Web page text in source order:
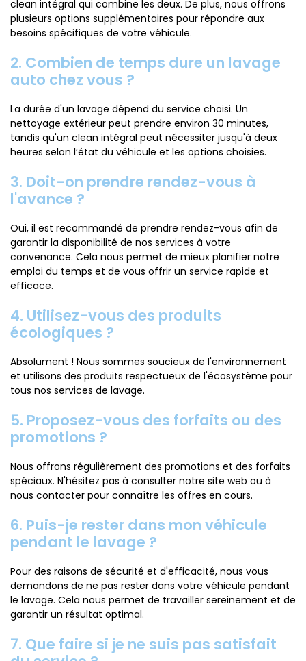
clean intégral qui combine les deux. De plus, nous offrons
plusieurs options supplémentaires pour répondre aux
besoins spécifiques de votre véhicule.
2. Combien de temps dure un lavage
auto chez vous ?
La durée d'un lavage dépend du service choisi. Un
nettoyage extérieur peut prendre environ 30 minutes,
tandis qu'un clean intégral peut nécessiter jusqu'à deux
heures selon l’état du véhicule et les options choisies.
3. Doit-on prendre rendez-vous à
l'avance ?
Oui, il est recommandé de prendre rendez-vous afin de
garantir la disponibilité de nos services à votre
convenance. Cela nous permet de mieux planifier notre
emploi du temps et de vous offrir un service rapide et
efficace.
4. Utilisez-vous des produits
écologiques ?
Absolument ! Nous sommes soucieux de l'environnement
et utilisons des produits respectueux de l'écosystème pour
tous nos services de lavage.
5. Proposez-vous des forfaits ou des
promotions ?
Nous offrons régulièrement des promotions et des forfaits
spéciaux. N'hésitez pas à consulter notre site web ou à
nous contacter pour connaître les offres en cours.
6. Puis-je rester dans mon véhicule
pendant le lavage ?
Pour des raisons de sécurité et d'efficacité, nous vous
demandons de ne pas rester dans votre véhicule pendant
le lavage. Cela nous permet de travailler sereinement et de
garantir un résultat optimal.
7. Que faire si je ne suis pas satisfait